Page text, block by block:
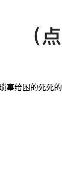
给困的死死的